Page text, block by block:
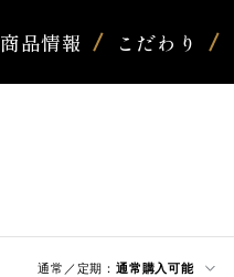
商品情報 こだわり
通常／定期： 通常購入可能